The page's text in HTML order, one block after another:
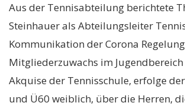
Aus der Tennisabteilung berichtete
Steinhauer als Abteilungsleiter
Kommunikation der Corona
Mitgliederzuwachs im
Akquise der Tennisschule, erfolge
und Ü60 weiblich, über die Herren,